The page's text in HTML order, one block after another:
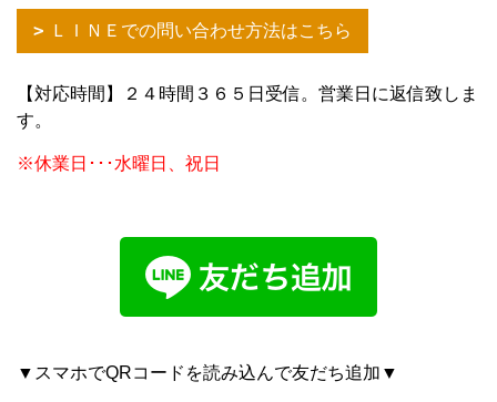
ＬＩＮＥでの問い合わせ方法はこちら
【対応時間】２４時間３６５日受信。営業日に返信致しま
す。
※休業日･･･水曜日、祝日
▼スマホでQRコードを読み込んで友だち追加▼